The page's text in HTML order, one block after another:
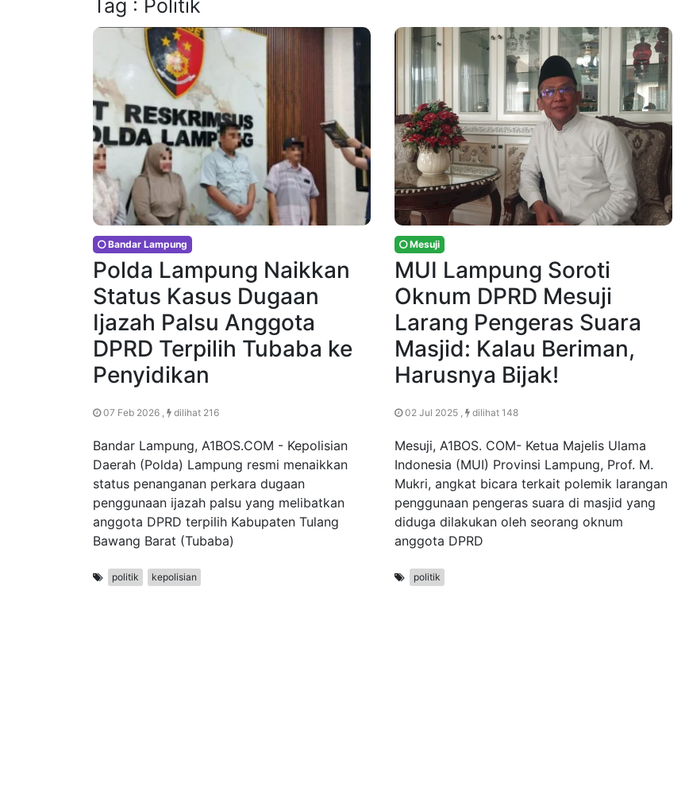
Tag : Politik
Bandar Lampung
Polda Lampung Naikkan
Status Kasus Dugaan
Ijazah Palsu Anggota
DPRD Terpilih Tubaba ke
Penyidikan
07 Feb 2026 , dilihat 216
Bandar Lampung, A1BOS.COM - Kepolisian
Daerah (Polda) Lampung resmi menaikkan
status penanganan perkara dugaan
penggunaan ijazah palsu yang melibatkan
anggota DPRD terpilih Kabupaten Tulang
Bawang Barat (Tubaba)
politik kepolisian
Mesuji
MUI Lampung Soroti
Oknum DPRD Mesuji
Larang Pengeras Suara
Masjid: Kalau Beriman,
Harusnya Bijak!
02 Jul 2025 , dilihat 148
Mesuji, A1BOS. COM- Ketua Majelis Ulama
Indonesia (MUI) Provinsi Lampung, Prof. M.
Mukri, angkat bicara terkait polemik larangan
penggunaan pengeras suara di masjid yang
diduga dilakukan oleh seorang oknum
anggota DPRD
politik